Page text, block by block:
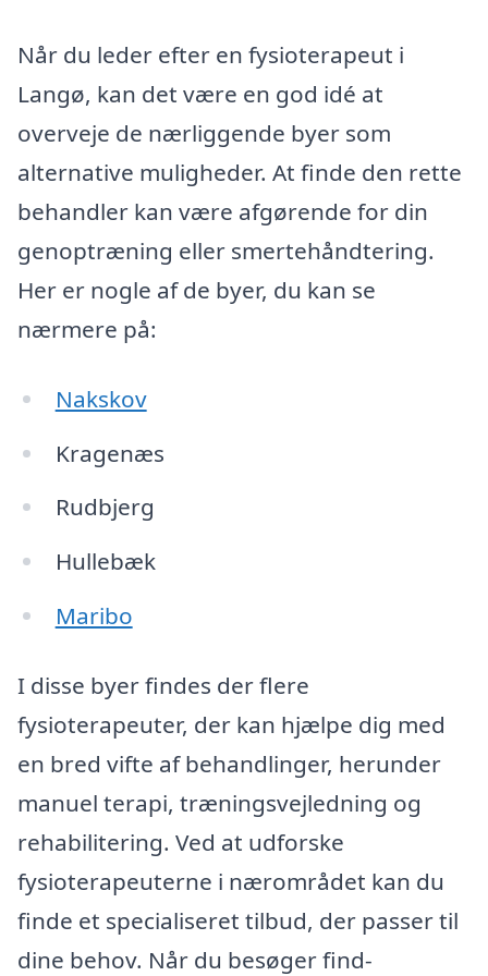
Når du leder efter en fysioterapeut i
Langø, kan det være en god idé at
overveje de nærliggende byer som
alternative muligheder. At finde den rette
behandler kan være afgørende for din
genoptræning eller smertehåndtering.
Her er nogle af de byer, du kan se
nærmere på:
Nakskov
Kragenæs
Rudbjerg
Hullebæk
Maribo
I disse byer findes der flere
fysioterapeuter, der kan hjælpe dig med
en bred vifte af behandlinger, herunder
manuel terapi, træningsvejledning og
rehabilitering. Ved at udforske
fysioterapeuterne i nærområdet kan du
finde et specialiseret tilbud, der passer til
dine behov. Når du besøger find-